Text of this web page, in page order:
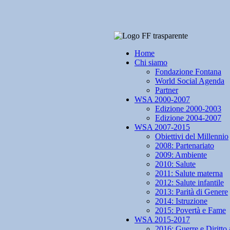
Home
Chi siamo
Fondazione Fontana
World Social Agenda
Partner
WSA 2000-2007
Edizione 2000-2003
Edizione 2004-2007
WSA 2007-2015
Obiettivi del Millennio
2008: Partenariato
2009: Ambiente
2010: Salute
2011: Salute materna
2012: Salute infantile
2013: Parità di Genere
2014: Istruzione
2015: Povertà e Fame
WSA 2015-2017